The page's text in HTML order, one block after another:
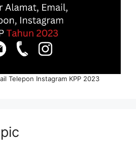
Telepon Instagram KPP 2023